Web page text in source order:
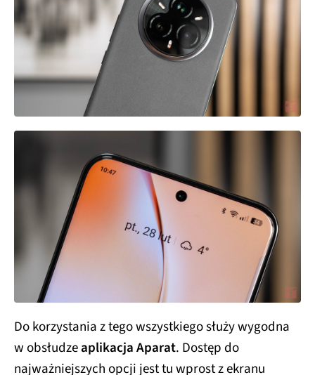
Do korzystania z tego wszystkiego służy wygodna
w obsłudzeaplikacja Aparat. Dostęp do
najważniejszych opcji jest tu wprost z ekranu